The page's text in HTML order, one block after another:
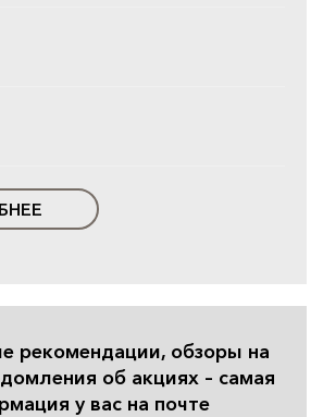
рекомендации, обзоры на
об акциях – самая
у вас на почте